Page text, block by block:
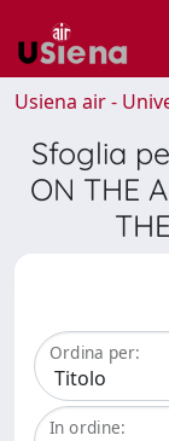
Usiena air -
Sfoglia
ON THE
Ordina per:
In ordine: